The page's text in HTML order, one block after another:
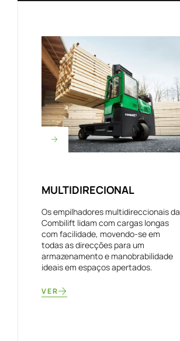
MULTIDIRECIONAL
Os empilhadores multidireccionais da
Combilift lidam com cargas longas
com facilidade, movendo-se em
todas as direcções para um
armazenamento e manobrabilidade
ideais em espaços apertados.
VER